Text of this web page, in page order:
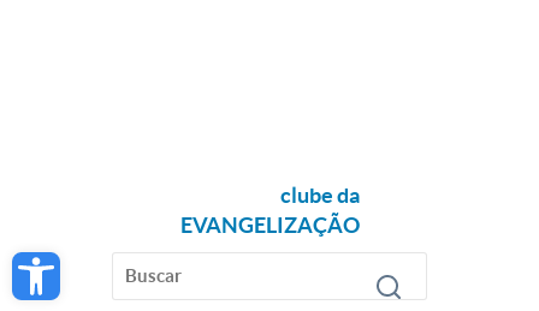
Open toolbar
clube da
EVANGELIZAÇÃO